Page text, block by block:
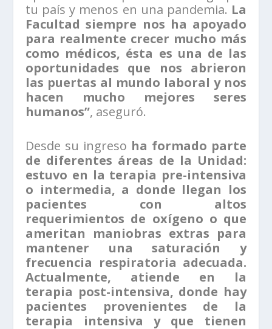
tu país y menos en una pandemia. La
Facultad siempre nos ha apoyado
para realmente crecer mucho más
como médicos, ésta es una de las
oportunidades que nos abrieron
las puertas al mundo laboral y nos
hacen mucho mejores seres
humanos”, aseguró.
Desde su ingreso ha formado parte
de diferentes áreas de la Unidad:
estuvo en la terapia pre-intensiva
o intermedia, a donde llegan los
pacientes con altos
requerimientos de oxígeno o que
ameritan maniobras extras para
mantener una saturación y
frecuencia respiratoria adecuada.
Actualmente, atiende en la
terapia post-intensiva, donde hay
pacientes provenientes de la
terapia intensiva y que tienen